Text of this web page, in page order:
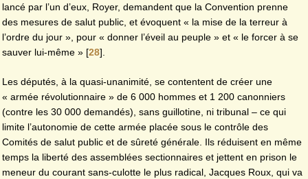
lancé par l’un d’eux, Royer, demandent que la Convention prenne
des mesures de salut public, et évoquent « la mise de la terreur à
l’ordre du jour », pour « donner l’éveil au peuple » et « le forcer à se
sauver lui-même » [28]
Les députés, à la quasi-unanimité, se contentent de créer une
« armée révolutionnaire » de 6 000 hommes et 1 200 canonniers
(contre les 30 000 demandés), sans guillotine, ni tribunal – ce qui
limite l’autonomie de cette armée placée sous le contrôle des
Comités de salut public et de sûreté générale. Ils réduisent en même
temps la liberté des assemblées sectionnaires et jettent en prison le
meneur du courant sans-culotte le plus radical, Jacques Roux, qui va